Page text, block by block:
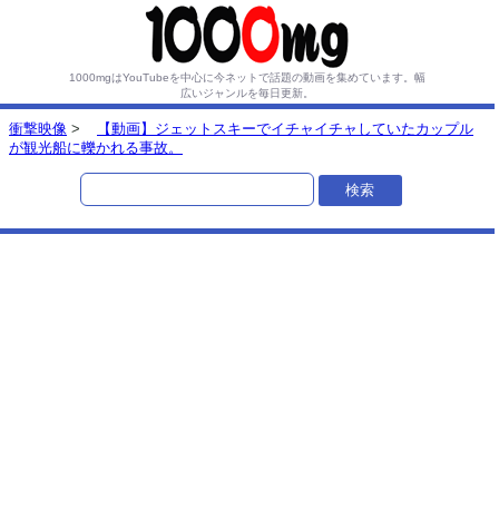
1000mgはYouTubeを中心に今ネットで話題の動画を集めています。 幅
広いジャンルを毎日更新。
衝撃映像 >
【動画】ジェットスキーでイチャイチャしていたカップル
が観光船に轢かれる事故。